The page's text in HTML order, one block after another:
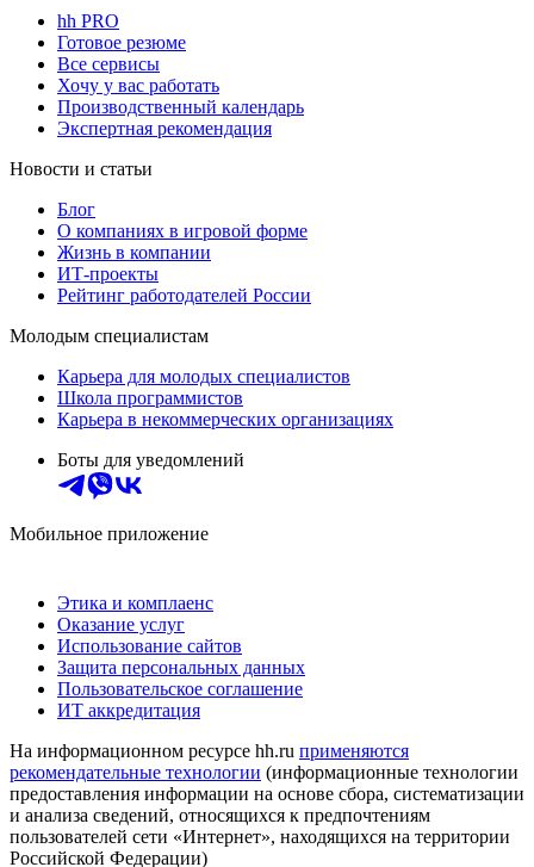
hh PRO
Готовое резюме
Все сервисы
Хочу у вас работать
Производственный календарь
Экспертная рекомендация
Новости и статьи
Блог
О компаниях в игровой форме
Жизнь в компании
ИТ-проекты
Рейтинг работодателей России
Молодым специалистам
Карьера для молодых специалистов
Школа программистов
Карьера в некоммерческих организациях
Боты для уведомлений
Мобильное приложение
Этика и комплаенс
Оказание услуг
Использование сайтов
Защита персональных данных
Пользовательское соглашение
ИТ аккредитация
На информационном ресурсе hh.ru применяются
рекомендательные технологии (информационные технологии
предоставления информации на основе сбора, систематизации
и анализа сведений, относящихся к предпочтениям
пользователей сети «Интернет», находящихся на территории
Российской Федерации)